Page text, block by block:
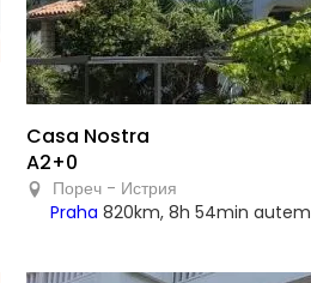
Casa Nostra
A2+0
Пореч - Истрия
Praha 820km, 8h 54min autem